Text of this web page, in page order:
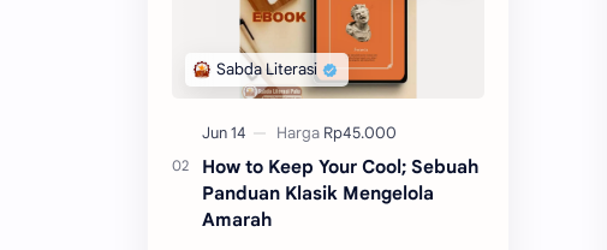
How to Keep Your Cool; Sebuah
Panduan Klasik Mengelola
Amarah